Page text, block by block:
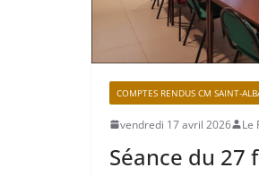
COMPTES RENDUS CM SAINT-
vendredi 17 avril 2026 Le
Séance du 27